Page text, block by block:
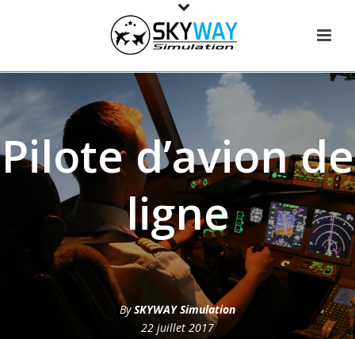
Pilote d’avion de
ligne
BySKYWAY Simulation
22 juillet 2017